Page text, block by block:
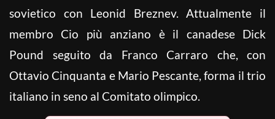
sovietico con Leonid Breznev. Attualmente il
membro Cio più anziano è il canadese Dick
Pound seguito da Franco Carraro che, con
Ottavio Cinquanta e Mario Pescante, forma il trio
italiano in seno al Comitato olimpico.